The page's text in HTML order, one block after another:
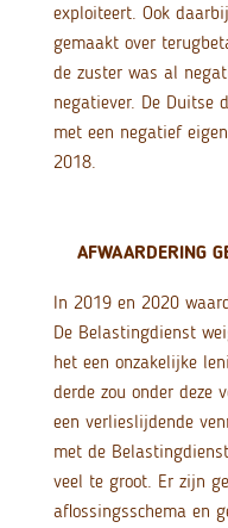
exploiteert. Ook
gemaakt over
de zuster was al
negatiever. De Duitse
met een negatief
2018.
AFWAARDERING
In 2019 en 2020
De Belastingdienst
het een onzakelijke
derde zou onder deze
een verlieslijdende
met de
veel te groot. Er zijn
aflossingsschema en